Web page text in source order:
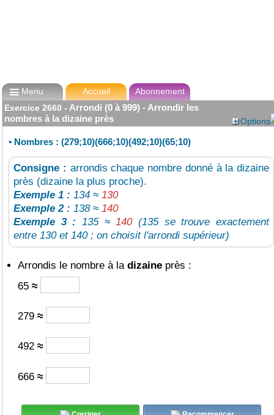
Menu Accueil
Abonnement
Exercice 2660 - Arrondi (0 à 999) - Arrondir les
nombres à la dizaine près
Options
• Nombres : (279;10)(666;10)(492;10)(65;10)
Consigne : arrondis chaque nombre donné à la dizaine
près (dizaine la plus proche).
Exemple 1 : 134 ≈ 130
Exemple 2 : 138 ≈ 140
Exemple 3 : 135 ≈ 140(135 se trouve exactement
entre 130 et 140 ; on choisit l'arrondi supérieur)
Arrondis le nombre à la dizaine près :
65 ≈
279 ≈
492 ≈
666 ≈